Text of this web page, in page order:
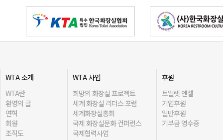
WTA 소개
WTA란
환영의 글
연혁
회원
조직도
WTA 사업
희망의 화장실 프로젝트
세계 화장실 리더스 포럼
세계화장실총회
국제 화장실문화 컨퍼런스
국제협력사업
후원
토일렛 엔젤
기업후원
일반후원
기부금 영수증